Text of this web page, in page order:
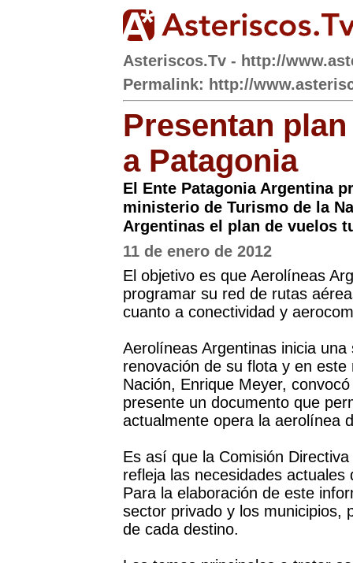
Asteriscos.Tv - http://
Permalink: http://
Presentan
a Patagonia
El Ente Patagonia Argentina
ministerio de Turismo de la
Argentinas el plan de vuelos
11 de enero de 2012
El objetivo es que Aerolíneas
programar su red de rutas
cuanto a conectividad y
Aerolíneas Argentinas inicia
renovación de su flota y en
Nación, Enrique Meyer,
presente un documento que
actualmente opera la aerolínea
Es así que la Comisión
refleja las necesidades
Para la elaboración de este
sector privado y los municipios,
de cada destino.